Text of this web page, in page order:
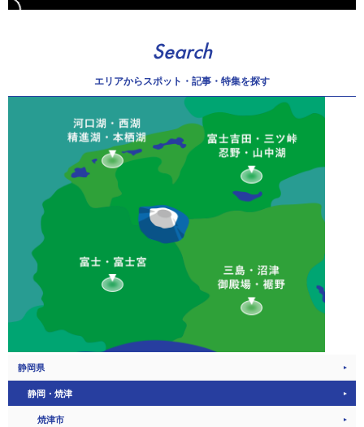
Search
エリアからスポット・記事・特集を探す
静岡県
静岡・焼津
焼津市